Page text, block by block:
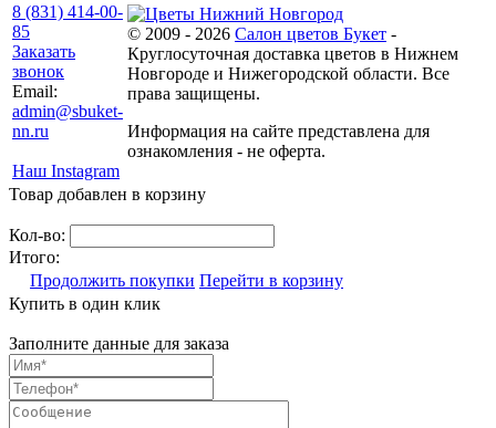
8 (831) 414-00-
85
Заказать
звонок
Email:
admin@sbuket-
nn.ru
Наш Instagram
© 2009 - 2026 Салон цветов Букет -
Круглосуточная доставка цветов в Нижнем
Новгороде и Нижегородской области. Все
права защищены.
Информация на сайте представлена для
ознакомления - не оферта.
Товар добавлен в корзину
Кол-во:
Итого:
Продолжить покупки Перейти в корзину
Купить в один клик
Заполните данные для заказа